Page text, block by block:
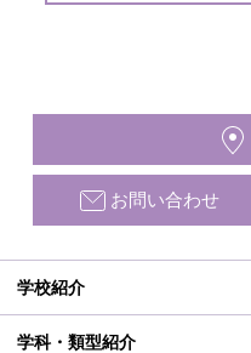
お問い合わせ
学校紹介
ごあいさつ、沿革
学科・類型紹介